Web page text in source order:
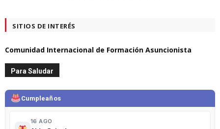
SITIOS DE INTERÉS
Comunidad Internacional de Formación Asuncionista
Para Saludar
Cumpleaños
16 AGO